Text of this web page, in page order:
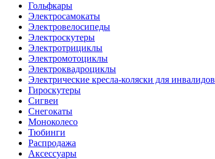
Гольфкары
Электросамокаты
Электровелосипеды
Электроскутеры
Электротрициклы
Электромотоциклы
Электроквадроциклы
Электрические кресла-коляски для инвалидов
Гироскутеры
Сигвеи
Снегокаты
Моноколесо
Тюбинги
Распродажа
Аксессуары